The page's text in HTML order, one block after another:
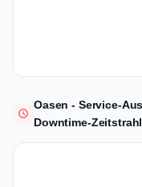
Oasen - Service-
Downtime-Zeitstrahl